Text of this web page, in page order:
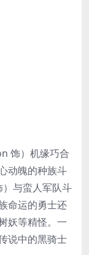
饰）机缘巧合
动魄的种族斗
与蛮人军队斗
命运的勇士还
妖等精怪。一
说中的黑骑士